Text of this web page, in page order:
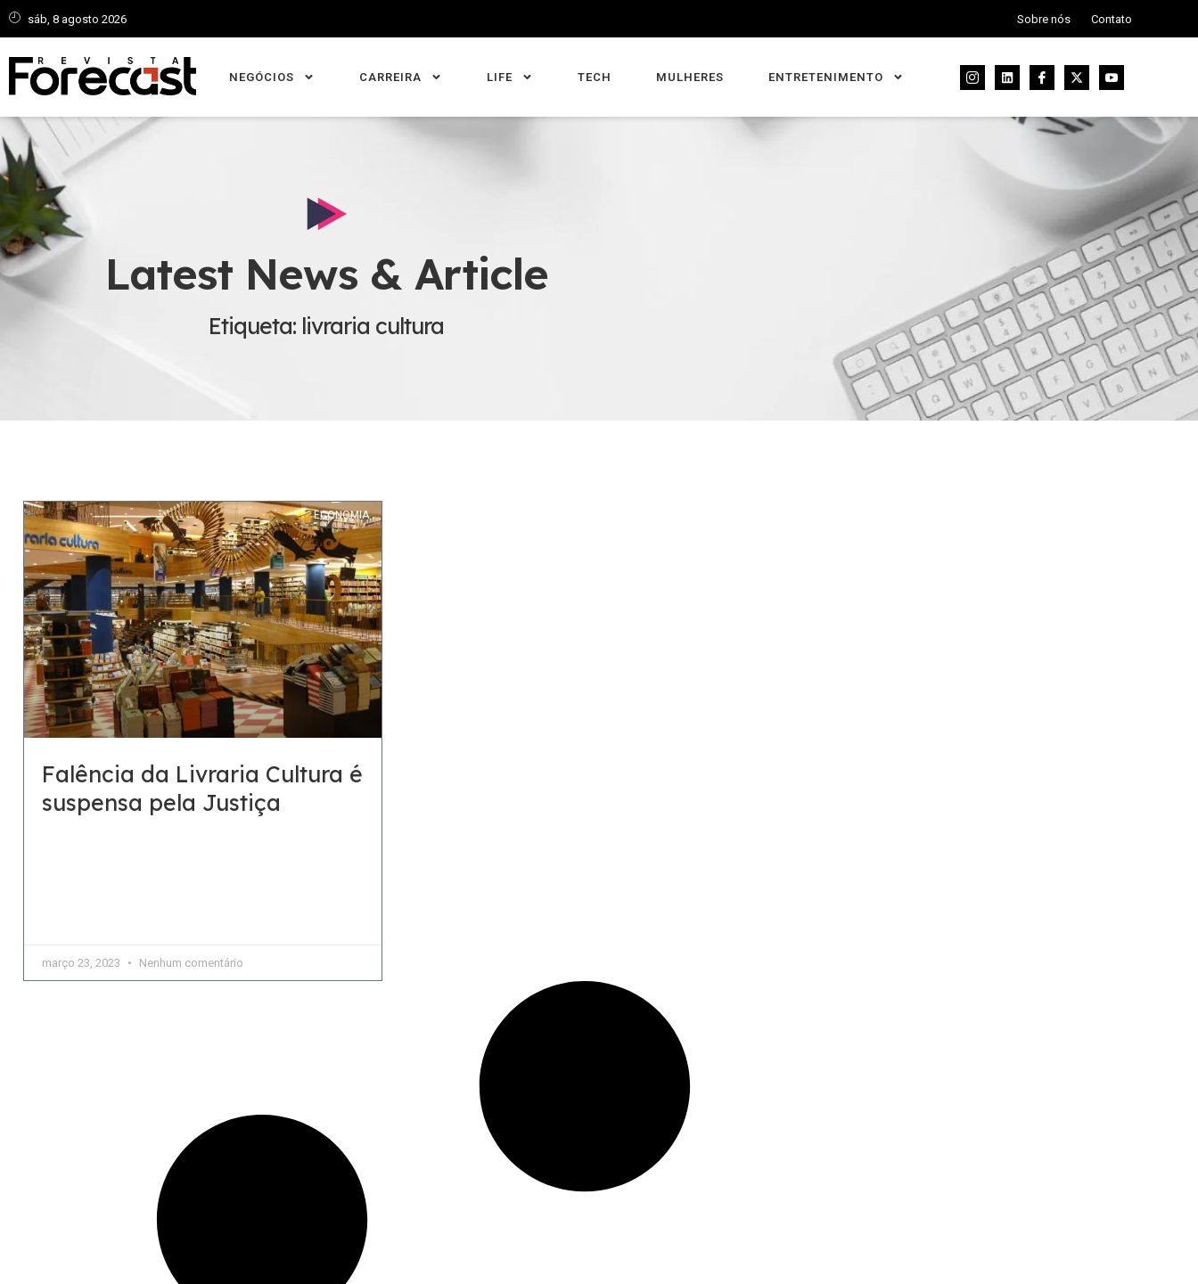
sáb, 8 agosto 2026 Sobre nós Contato
NEGÓCIOS CARREIRA LIFE TECH MULHERES ENTRETENIMENTO
Latest News & Article
Etiqueta: livraria cultura
ECONOMIA
Falência da Livraria Cultura é
suspensa pela Justiça
março 23, 2023 Nenhum comentário